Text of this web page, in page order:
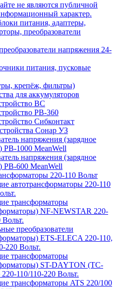
не являются публичной
характер.
питания, адаптеры,
преобразователи
напряжения 24-
питания, пусковые
крепёж, фильтры)
для аккумуляторов
BC
PB-360
Сибконтакт
Сонар УЗ
напряжения (зарядное
PB-1000 MeanWell
напряжения (зарядное
PB-600 MeanWell
220-110 Вольт
автотрансформаторы 220-110
трансформаторы
NF-NEWSTAR 220-
Вольт.
преобразователи
ETS-ELECA 220-110,
220 Вольт.
трансформаторы
ST-DAYTON (TC-
110/110-220 Вольт.
трансформаторы ATS 220/100